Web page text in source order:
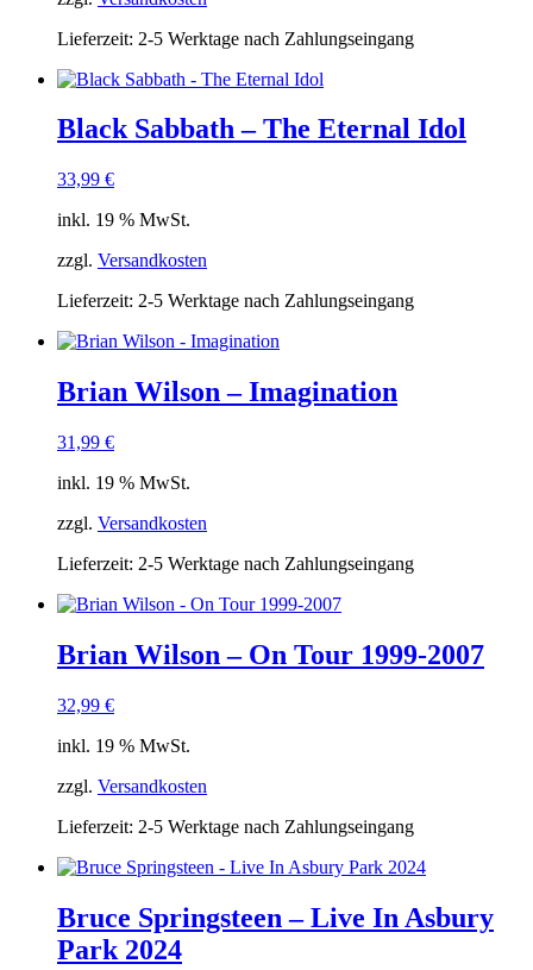
Lieferzeit: 2-5 Werktage nach Zahlungseingang
Black Sabbath – The Eternal Idol
33,99 €
inkl. 19 % MwSt.
zzgl. Versandkosten
Lieferzeit: 2-5 Werktage nach Zahlungseingang
Brian Wilson – Imagination
31,99 €
inkl. 19 % MwSt.
zzgl. Versandkosten
Lieferzeit: 2-5 Werktage nach Zahlungseingang
Brian Wilson – On Tour 1999-2007
32,99 €
inkl. 19 % MwSt.
zzgl. Versandkosten
Lieferzeit: 2-5 Werktage nach Zahlungseingang
Bruce Springsteen – Live In Asbury
Park 2024